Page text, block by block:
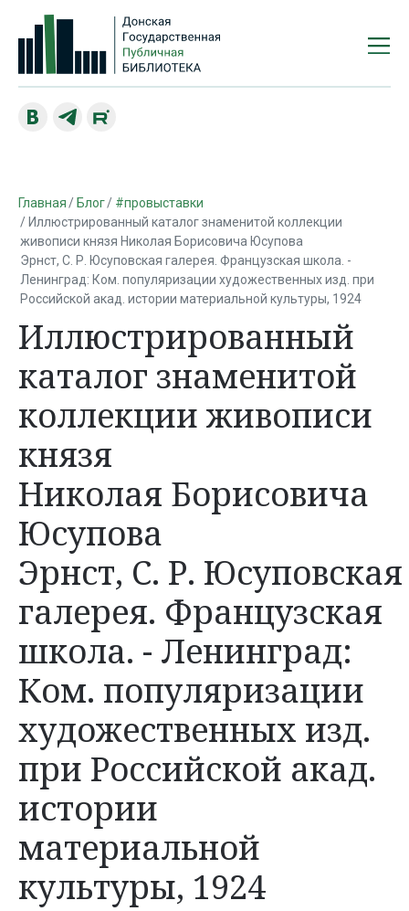
Главная Блог
#провыставки
Иллюстрированный каталог знаменитой коллекции
живописи князя Николая Борисовича Юсупова
Эрнст, С. Р. Юсуповская галерея. Французская школа. -
Ленинград: Ком. популяризации художественных изд. при
Российской акад. истории материальной культуры, 1924
Иллюстрированный
каталог знаменитой
коллекции живописи
князя
Николая Борисовича
Юсупова
Эрнст, С. Р. Юсуповская
галерея. Французская
школа. - Ленинград:
Ком. популяризации
художественных изд.
при Российской акад.
истории
материальной
культуры, 1924